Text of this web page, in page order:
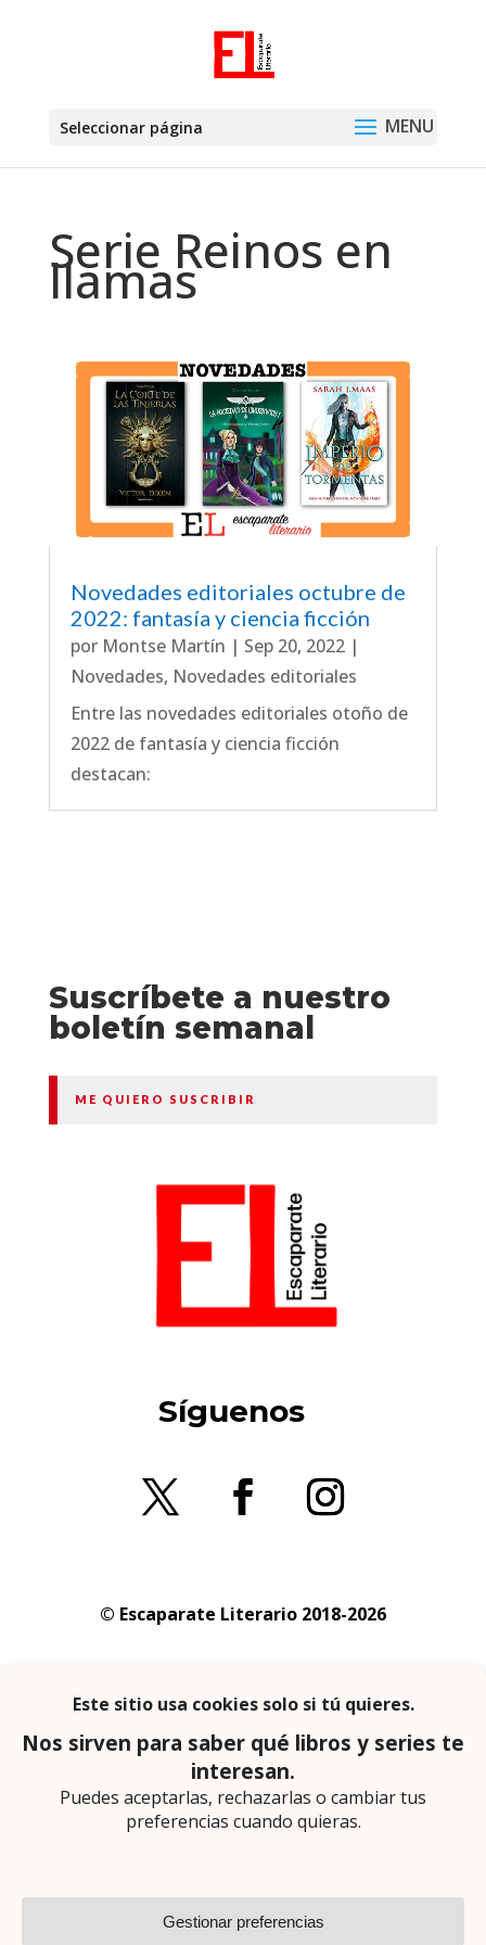
Seleccionar página
Serie Reinos en
llamas
Novedades editoriales octubre de
2022: fantasía y ciencia ficción
por Montse Martín | Sep 20, 2022|
Novedades, Novedades editoriales
Entre las novedades editoriales otoño de
2022 de fantasía y ciencia ficción
destacan:
Suscríbete a nuestro
boletín semanal
ME QUIERO SUSCRIBIR
Síguenos
© Escaparate Literario 2018-2026
privacidad
En calidad de afiliado de Amazon obtengo
ingresos por las compras adscritas que